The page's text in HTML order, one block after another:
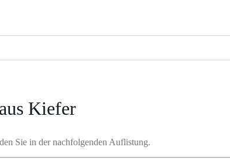
Kiefer
Sie in der nachfolgenden Auflistung.